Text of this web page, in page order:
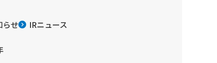
らせ IRニュース